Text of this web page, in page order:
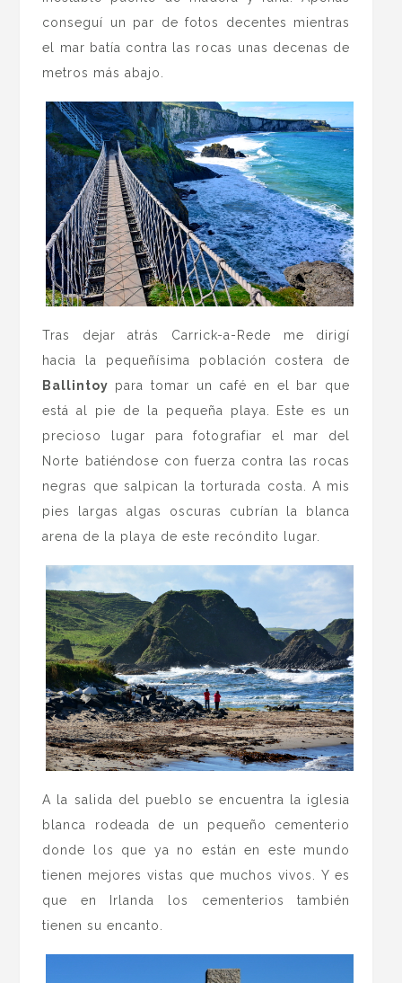
conseguí un par de fotos decentes mientras
el mar batía contra las rocas unas decenas de
metros más abajo.
Tras dejar atrás Carrick-a-Rede me dirigí
hacia la pequeñísima población costera de
Ballintoy para tomar un café en el bar que
está al pie de la pequeña playa. Este es un
precioso lugar para fotografiar el mar del
Norte batiéndose con fuerza contra las rocas
negras que salpican la torturada costa. A mis
pies largas algas oscuras cubrían la blanca
arena de la playa de este recóndito lugar.
A la salida del pueblo se encuentra la iglesia
blanca rodeada de un pequeño cementerio
donde los que ya no están en este mundo
tienen mejores vistas que muchos vivos. Y es
que en Irlanda los cementerios también
tienen su encanto.